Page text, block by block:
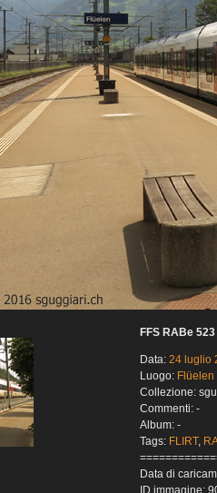
FFS RABe
Data: 24 luglio
Luogo: Flüelen
Collezione:
Commenti: -
Album: -
Tags: FLIRT,
Data di